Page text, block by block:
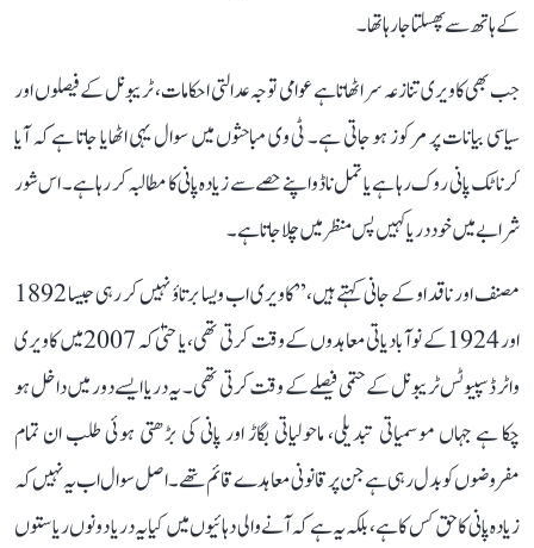
کے ہاتھ سے پھسلتا جا رہا تھا۔
جب بھی کاویری تنازعہ سر اٹھاتا ہے عوامی توجہ عدالتی احکامات، ٹریبونل کے فیصلوں اور
سیاسی بیانات پر مرکوز ہو جاتی ہے۔ ٹی وی مباحثوں میں سوال یہی اٹھایا جاتا ہے کہ آیا
کرناٹک پانی روک رہا ہے یا تمل ناڈو اپنے حصے سے زیادہ پانی کا مطالبہ کر رہا ہے۔ اس شور
شرابے میں خود دریا کہیں پس منظر میں چلا جاتا ہے۔
مصنف اور ناقد او کے جانی کہتے ہیں، ’’کاویری اب ویسا برتاؤ نہیں کر رہی جیسا 1892
اور 1924 کے نوآبادیاتی معاہدوں کے وقت کرتی تھی، یا حتیٰ کہ 2007 میں کاویری
واٹر ڈسپیوٹس ٹریبونل کے حتمی فیصلے کے وقت کرتی تھی۔ یہ دریا ایسے دور میں داخل ہو
چکا ہے جہاں موسمیاتی تبدیلی، ماحولیاتی بگاڑ اور پانی کی بڑھتی ہوئی طلب ان تمام
مفروضوں کو بدل رہی ہے جن پر قانونی معاہدے قائم تھے۔ اصل سوال اب یہ نہیں کہ
زیادہ پانی کا حق کس کا ہے، بلکہ یہ ہے کہ آنے والی دہائیوں میں کیا یہ دریا دونوں ریاستوں